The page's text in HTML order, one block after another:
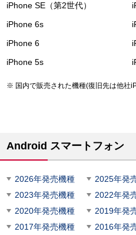
iPhone SE（第2世代）
iPhone 6s
iPhone 6
iPhone 5s
国内で販売された機種(復旧先は他社
Android スマートフォン
2026年発売機種 2025年発
2023年発売機種
2022年発
2020年発売機種
2019年発
2017年発売機種
2016年発